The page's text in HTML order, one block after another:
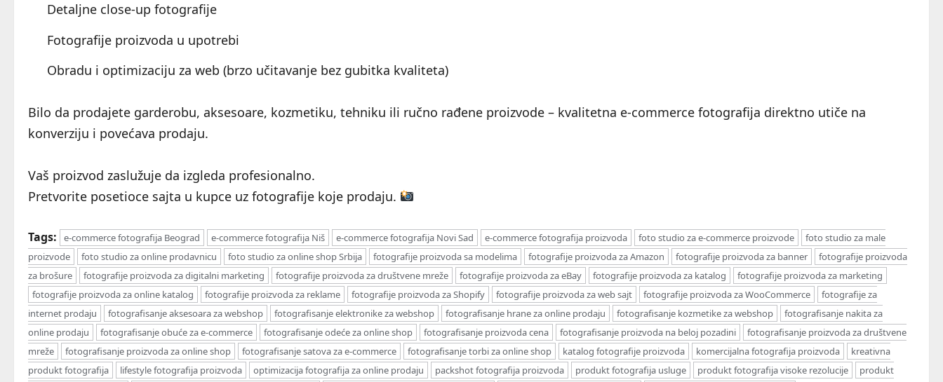
Detaljne close-up fotografije
Fotografije proizvoda u upotrebi
Obradu i optimizaciju za web (brzo učitavanje bez gubitka kvaliteta)
Bilo da prodajete garderobu, aksesoare, kozmetiku, tehniku ili ručno rađene proizvode – kvalitetna e-commerce fotografija direktno utiče na
konverziju i povećava prodaju.
Vaš proizvod zaslužuje da izgleda profesionalno.
Pretvorite posetioce sajta u kupce uz fotografije koje prodaju.
Tags: e-commerce fotografija Beograd e-commerce fotografija Niš e-commerce fotografija Novi Sad e-commerce fotografija proizvoda foto studio za e-commerce proizvode
foto studio za male
proizvode
foto studio za online prodavnicu foto studio za online shop Srbija fotografije proizvoda sa modelima fotografije proizvoda za Amazon fotografije proizvoda za banner
fotografije proizvoda
za brošure
fotografije proizvoda za digitalni marketing fotografije proizvoda za društvene mreže fotografije proizvoda za eBay fotografije proizvoda za katalog
fotografije proizvoda za marketing
fotografije proizvoda za online katalog
fotografije proizvoda za reklame fotografije proizvoda za Shopify fotografije proizvoda za web sajt fotografije proizvoda za WooCommerce
fotografije za
internet prodaju
fotografisanje aksesoara za webshop fotografisanje elektronike za webshop fotografisanje hrane za online prodaju fotografisanje kozmetike za webshop
fotografisanje nakita za
online prodaju
fotografisanje obuće za e-commerce fotografisanje odeće za online shop fotografisanje proizvoda cena fotografisanje proizvoda na beloj pozadini
fotografisanje proizvoda za društvene
mreže
fotografisanje proizvoda za online shop fotografisanje satova za e-commerce fotografisanje torbi za online shop katalog fotografije proizvoda komercijalna fotografija proizvoda
kreativna
produkt fotografija
lifestyle fotografija proizvoda optimizacija fotografija za online prodaju packshot fotografija proizvoda produkt fotografija usluge produkt fotografija visoke rezolucije
produkt